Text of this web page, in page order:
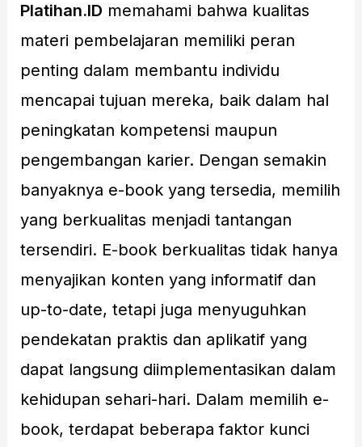
Platihan.ID memahami bahwa kualitas
materi pembelajaran memiliki peran
penting dalam membantu individu
mencapai tujuan mereka, baik dalam hal
peningkatan kompetensi maupun
pengembangan karier. Dengan semakin
banyaknya e-book yang tersedia, memilih
yang berkualitas menjadi tantangan
tersendiri. E-book berkualitas tidak hanya
menyajikan konten yang informatif dan
up-to-date, tetapi juga menyuguhkan
pendekatan praktis dan aplikatif yang
dapat langsung diimplementasikan dalam
kehidupan sehari-hari. Dalam memilih e-
book, terdapat beberapa faktor kunci